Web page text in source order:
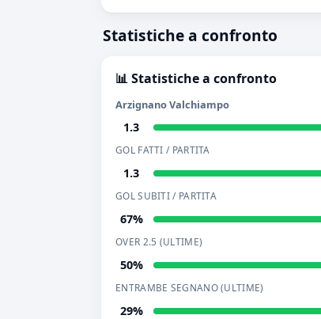
Statistiche a confronto
📊 Statistiche a confronto
Arzignano Valchiampo
1.3
GOL FATTI / PARTITA
1.3
GOL SUBITI / PARTITA
67%
OVER 2.5 (ULTIME)
50%
ENTRAMBE SEGNANO (ULTIME)
29%